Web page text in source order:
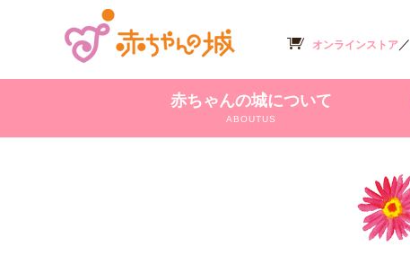
オンラインストア／
赤ちゃんの城について
ABOUTUS